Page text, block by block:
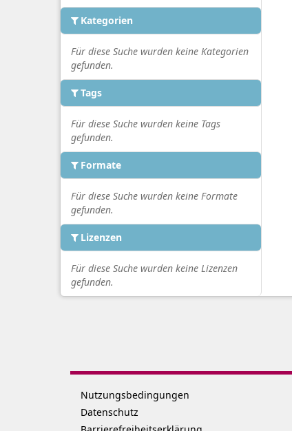
Kategorien
Für diese Suche wurden keine Kategorien
gefunden.
Tags
Für diese Suche wurden keine Tags
gefunden.
Formate
Für diese Suche wurden keine Formate
gefunden.
Lizenzen
Für diese Suche wurden keine Lizenzen
gefunden.
Nutzungsbedingungen
Datenschutz